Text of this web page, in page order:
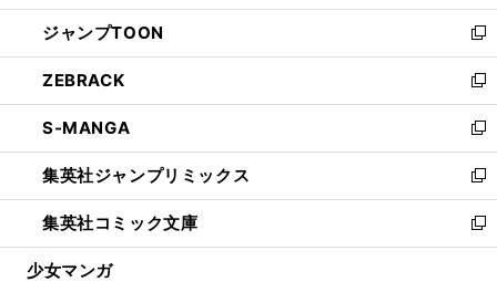
開
く
ウ
で
開
く
ン
ド
ウ
で
開
く
ウ
ィ
ン
ド
ウ
で
開
く
し
い
ウ
ィ
ン
ド
ウ
で
開
く
ジャンプTOON
新
し
い
ウ
ィ
ン
ド
ウ
で
開
ZEBRACK
新
し
い
ウ
ィ
ン
ド
ウ
S-MANGA
新
し
い
ウ
ィ
ン
集英社ジャンプリミックス
新
し
い
ウ
集英社コミック文庫
新
し
少女マンガ